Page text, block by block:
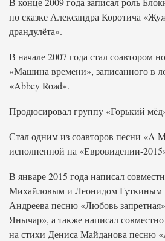
по сказке Александра Коротича
драндулёта».
В начале 2007 года стал соавтором
«Машина времени», записанного в
«Abbey Road».
Продюсировал группу «Горький
Стал одним из соавторов песни «A
исполненной на «Евровидении-
В январе 2015 года написал
Михайловым и Леонидом Гуткиным
Андреева песню «Любовь
Янычар», а также написал
на стихи Дениса Майданова песню